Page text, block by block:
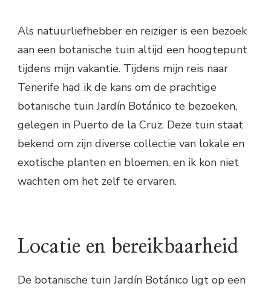
Als natuurliefhebber en reiziger is een bezoek
aan een botanische tuin altijd een hoogtepunt
tijdens mijn vakantie. Tijdens mijn reis naar
Tenerife had ik de kans om de prachtige
botanische tuin Jardín Botánico te bezoeken,
gelegen in Puerto de la Cruz. Deze tuin staat
bekend om zijn diverse collectie van lokale en
exotische planten en bloemen, en ik kon niet
wachten om het zelf te ervaren.
Locatie en bereikbaarheid
De botanische tuin Jardín Botánico ligt op een